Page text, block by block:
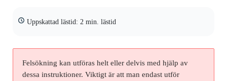
Uppskattad lästid: 2 min. lästid
Felsökning kan utföras helt eller delvis med hjälp av
dessa instruktioner. Viktigt är att man endast utför